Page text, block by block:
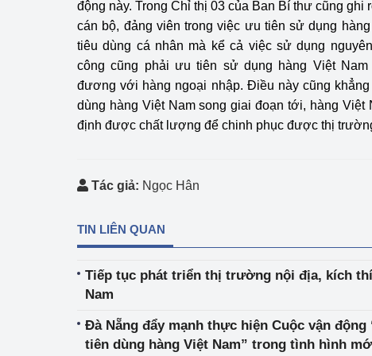
động này. Trong Chỉ thị 03 của Ban Bí thư cũng ghi
cán bộ, đảng viên trong việc ưu tiên sử dụng
tiêu dùng cá nhân mà kể cả việc sử dụng
công cũng phải ưu tiên sử dụng hàng Việt
đương với hàng ngoại nhập. Điều này cũng
dùng hàng Việt Nam song giai đoạn tới, hàng Việt
định được chất lượng để chinh phục được thị
Tác giả: Ngọc Hân
TIN LIÊN QUAN
Tiếp tục phát triển thị trường nội địa, kích
Nam
Đà Nẵng đẩy mạnh thực hiện Cuộc vận
tiên dùng hàng Việt Nam” trong tình hình